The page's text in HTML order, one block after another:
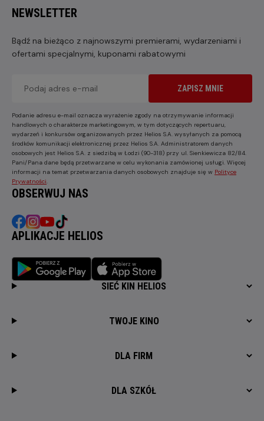
NEWSLETTER
Bądź na bieżąco z najnowszymi premierami, wydarzeniami i
ofertami specjalnymi, kuponami rabatowymi
ZAPISZ MNIE
Podanie adresu e-mail oznacza wyrażenie zgody na otrzymywanie informacji
handlowych o charakterze marketingowym, w tym dotyczących repertuaru,
wydarzeń i konkursów organizowanych przez Helios S.A. wysyłanych za pomocą
środków komunikacji elektronicznej przez Helios S.A. Administratorem danych
osobowych jest Helios S.A. z siedzibą w Łodzi (90-318) przy ul. Sienkiewicza 82/84.
Pani/Pana dane będą przetwarzane w celu wykonania zamówionej usługi. Więcej
informacji na temat przetwarzania danych osobowych znajduje się w Polityce
Prywatności
OBSERWUJ NAS
APLIKACJE HELIOS
SIEĆ KIN HELIOS
TWOJE KINO
DLA FIRM
DLA SZKÓŁ